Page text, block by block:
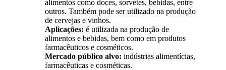
alimentos como doces, sorvetes, bebidas, entre
outros. Também pode ser utilizado na produção
de cervejas e vinhos.
Aplicações: é utilizada na produção de
alimentos e bebidas, bem como em produtos
farmacêuticos e cosméticos.
Mercado público alvo: indústrias alimentícias,
farmacêuticas e cosméticas.